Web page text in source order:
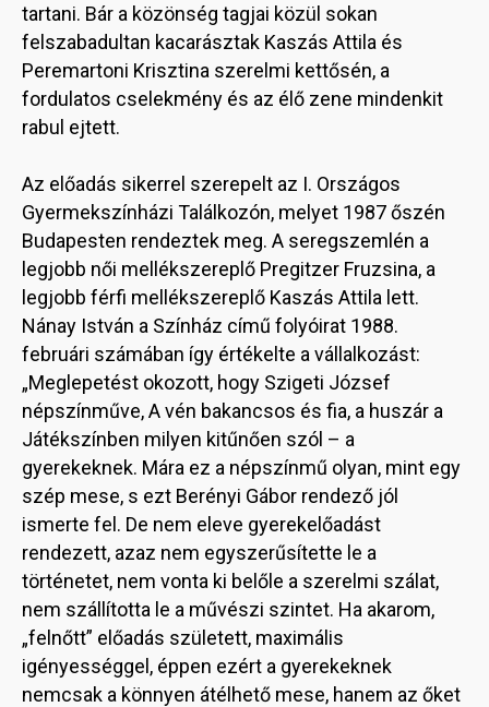
tartani. Bár a közönség tagjai közül sokan
felszabadultan kacarásztak Kaszás Attila és
Peremartoni Krisztina szerelmi kettősén, a
fordulatos cselekmény és az élő zene mindenkit
rabul ejtett.
Az előadás sikerrel szerepelt az I. Országos
Gyermekszínházi Találkozón, melyet 1987 őszén
Budapesten rendeztek meg. A seregszemlén a
legjobb női mellékszereplő Pregitzer Fruzsina, a
legjobb férfi mellékszereplő Kaszás Attila lett.
Nánay István a Színház című folyóirat 1988.
februári számában így értékelte a vállalkozást:
„Meglepetést okozott, hogy Szigeti József
népszínműve, A vén bakancsos és fia, a huszár a
Játékszínben milyen kitűnően szól – a
gyerekeknek. Mára ez a népszínmű olyan, mint egy
szép mese, s ezt Berényi Gábor rendező jól
ismerte fel. De nem eleve gyerekelőadást
rendezett, azaz nem egyszerűsítette le a
történetet, nem vonta ki belőle a szerelmi szálat,
nem szállította le a művészi szintet. Ha akarom,
„felnőtt” előadás született, maximális
igényességgel, éppen ezért a gyerekeknek
nemcsak a könnyen átélhető mese, hanem az őket